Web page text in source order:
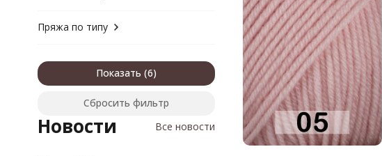
Пряжа по типу
Показать
Сбросить фильтр
Новости Все новости